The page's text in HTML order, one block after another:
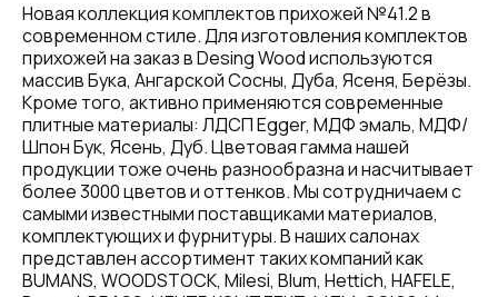
Новая коллекция комплектов прихожей №41.2 в
современном стиле. Для изготовления комплектов
прихожей на заказ в Desing Wood используются
массив Бука, Ангарской Сосны, Дуба, Ясеня, Берёзы.
Кроме того, активно применяются современные
плитные материалы: ЛДСП Egger, МДФ эмаль, МДФ/
Шпон Бук, Ясень, Дуб. Цветовая гамма нашей
продукции тоже очень разнообразна и насчитывает
более 3000 цветов и оттенков. Мы сотрудничаем с
самыми известными поставщиками материалов,
комплектующих и фурнитуры. В наших салонах
представлен ассортимент таких компаний как
BUMANS, WOODSTOCK, Milesi, Blum, Hettich, HAFELE,